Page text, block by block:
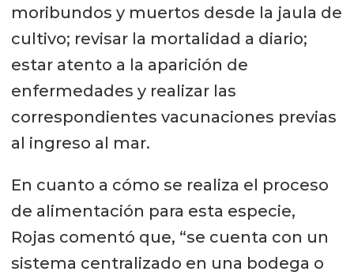
moribundos y muertos desde la jaula de
cultivo; revisar la mortalidad a diario;
estar atento a la aparición de
enfermedades y realizar las
correspondientes vacunaciones previas
al ingreso al mar.
En cuanto a cómo se realiza el proceso
de alimentación para esta especie,
Rojas comentó que, “se cuenta con un
sistema centralizado en una bodega o